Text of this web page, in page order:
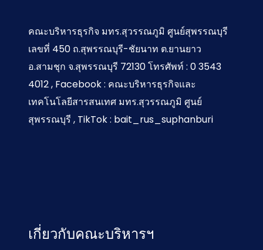
คณะบริหารธุรกิจ มทร.สุวรรณภูมิ ศูนย์สุพรรณบุรี
เลขที่ 450 ถ.สุพรรณบุรี-ชัยนาท ต.ยานยาว
อ.สามชุก จ.สุพรรณบุรี 72130 โทรศัพท์ : 0 3543
4012 , Facebook : คณะบริหารธุรกิจและ
เทคโนโลยีสารสนเทศ มทร.สุวรรณภูมิ ศูนย์
สุพรรณบุรี , TikTok : bait_rus_suphanburi
เกี่ยวกับคณะบริหารฯ